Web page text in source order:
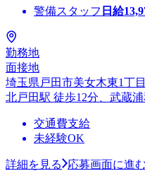
警備スタッフ 日給
勤務地
面接地
埼玉県戸田市美女木東1丁
北戸田駅 徒歩12分、武蔵
交通費支給
未経験OK
詳細を見る
応募画面に進む